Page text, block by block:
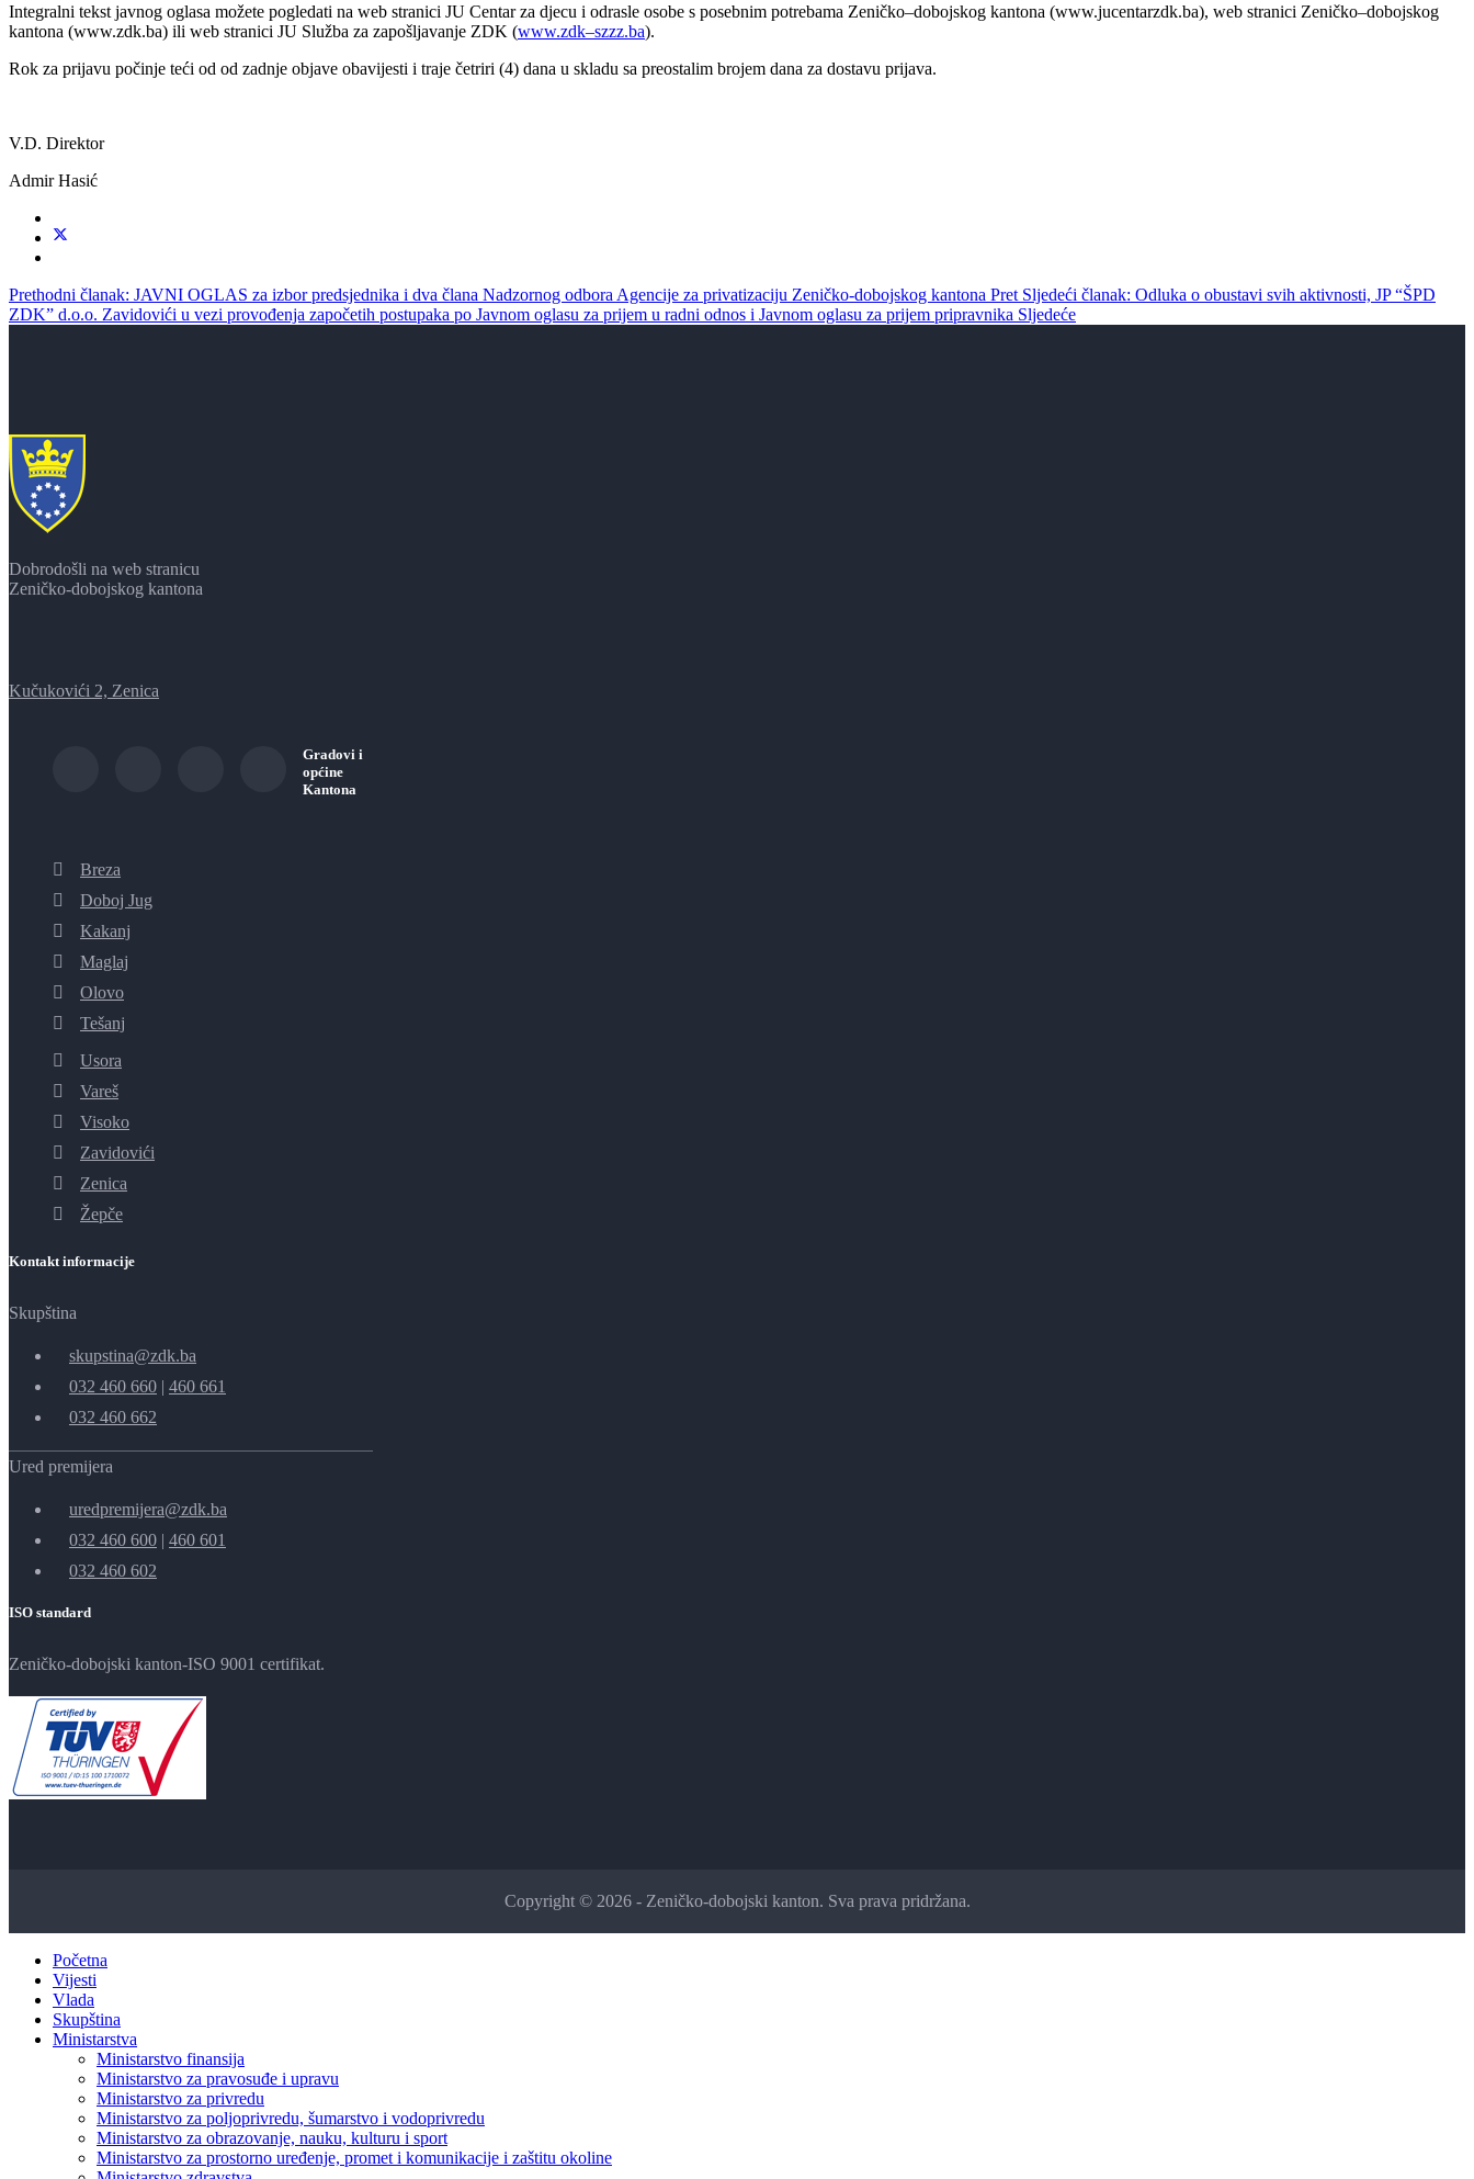
Integralni tekst javnog oglasa možete pogledati na web stranici JU Centar za djecu i odrasle osobe s posebnim potrebama Zeničko–dobojskog kantona (www.jucentarzdk.ba), web stranici Zeničko–dobojskog
kantona (www.zdk.ba) ili web stranici JU Služba za zapošljavanje ZDK (www.zdk–szzz.ba).
Rok za prijavu počinje teći od od zadnje objave obavijesti i traje četriri (4) dana u skladu sa preostalim brojem dana za dostavu prijava.
V.D. Direktor
Admir Hasić
Prethodni članak: JAVNI OGLAS za izbor predsjednika i dva člana Nadzornog odbora Agencije za privatizaciju Zeničko-dobojskog kantona Pret Sljedeći članak: Odluka o obustavi svih aktivnosti, JP “ŠPD
ZDK” d.o.o. Zavidovići u vezi provođenja započetih postupaka po Javnom oglasu za prijem u radni odnos i Javnom oglasu za prijem pripravnika Sljedeće
Dobrodošli na web stranicu
Zeničko-dobojskog kantona
Kučukovići 2, Zenica
Gradovi i
općine
Kantona
Breza
Doboj Jug
Kakanj
Maglaj
Olovo
Tešanj
Usora
Vareš
Visoko
Zavidovići
Zenica
Žepče
Kontakt informacije
Skupština
skupstina@zdk.ba
032 460 660 | 460 661
032 460 662
Ured premijera
uredpremijera@zdk.ba
032 460 600 | 460 601
032 460 602
ISO standard
Zeničko-dobojski kanton-ISO 9001 certifikat.
Copyright © 2026 - Zeničko-dobojski kanton. Sva prava pridržana.
Početna
Vijesti
Vlada
Skupština
Ministarstva
Ministarstvo finansija
Ministarstvo za pravosuđe i upravu
Ministarstvo za privredu
Ministarstvo za poljoprivredu, šumarstvo i vodoprivredu
Ministarstvo za obrazovanje, nauku, kulturu i sport
Ministarstvo za prostorno uređenje, promet i komunikacije i zaštitu okoline